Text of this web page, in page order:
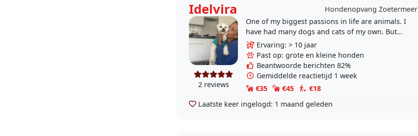
Idelvira Hondenopvang Zoetermeer
2 reviews
One of my biggest passions in life are animals. I
have had many dogs and cats of my own. But
now that I have more free time I have dedicated
this..
Ervaring: > 10 jaar
Past op: grote en kleine honden
Beantwoorde berichten 82%
Gemiddelde reactietijd 1 week
€35
€45
€18
Laatste keer ingelogd: 1 maand geleden